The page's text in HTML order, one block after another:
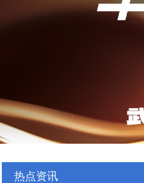
热点资讯